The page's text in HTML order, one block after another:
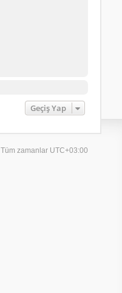
Geçiş Yap
Tüm zamanlar UTC+03:00